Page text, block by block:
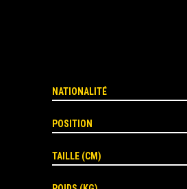
NATIONALITÉ
POSITION
TAILLE (CM)